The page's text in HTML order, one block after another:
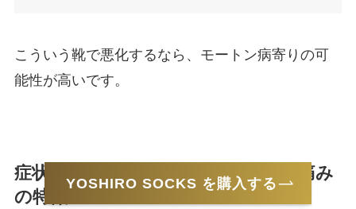
こういう靴で悪化するなら、モートン病寄りの可
能性が高いです。
症状で見分ける｜坐骨神経痛に多い痛み
の特徴
YOSHIRO SOCKS を購入する